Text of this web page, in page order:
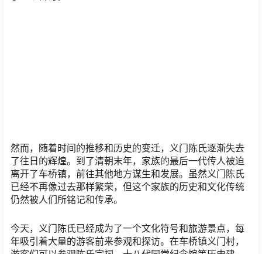
然而，随着时间的推移和历史的变迁，义门陈氏逐渐失去
了往日的辉煌。到了清朝末年，家族的最后一代传人被迫
离开了车桥镇，前往其他地方谋生和发展。虽然义门陈氏
已经不再像过去那样繁荣，但这个家族的历史和文化传统
仍然被人们所铭记和传承。
今天，义门陈氏已经成为了一个文化符号和旅游景点，每
年吸引着大量的游客前来参观和探访。在车桥镇义门村，